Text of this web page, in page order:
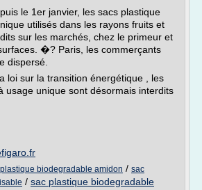
le 1er janvier, les sacs plastique
utilisés dans les rayons fruits et
sur les marchés, chez le primeur et
�? Paris, les commerçants
dispersé.
loi sur la transition énergétique , les
usage unique sont désormais interdits
biodegradable amidon / sac
/ sac plastique biodegradable